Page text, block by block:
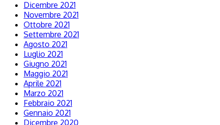
Dicembre 2021
Novembre 2021
Ottobre 2021
Settembre 2021
Agosto 2021
Luglio 2021
Giugno 2021
Maggio 2021
Aprile 2021
Marzo 2021
Febbraio 2021
Gennaio 2021
Dicembre 2020